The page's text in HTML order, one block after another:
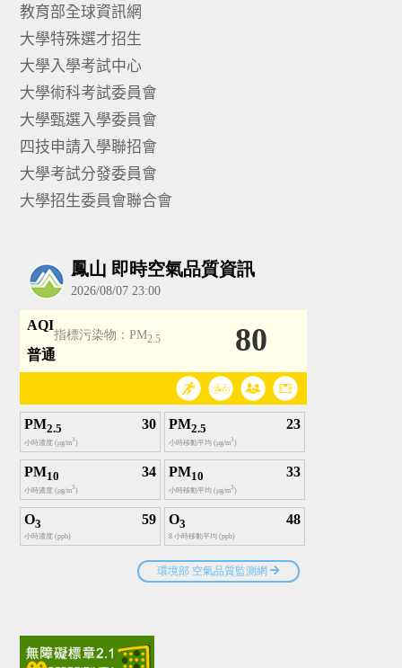
教育部全球資訊網
大學特殊選才招生
大學入學考試中心
大學術科考試委員會
大學甄選入學委員會
四技申請入學聯招會
大學考試分發委員會
大學招生委員會聯合會